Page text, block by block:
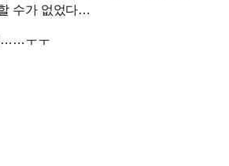
수가 없었다…
……ㅜㅜ